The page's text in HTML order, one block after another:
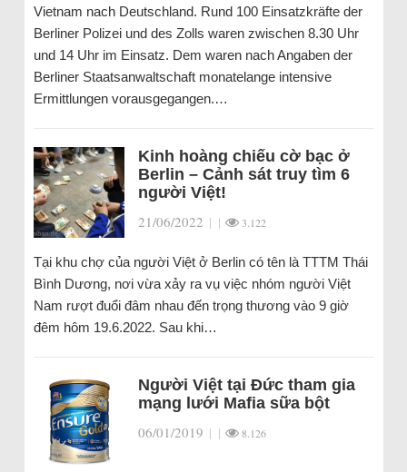
Vietnam nach Deutschland. Rund 100 Einsatzkräfte der
Berliner Polizei und des Zolls waren zwischen 8.30 Uhr
und 14 Uhr im Einsatz. Dem waren nach Angaben der
Berliner Staatsanwaltschaft monatelange intensive
Ermittlungen vorausgegangen.…
Kinh hoàng chiếu cờ bạc ở
Berlin – Cảnh sát truy tìm 6
người Việt!
21/06/2022 | | 3.122
Tại khu chợ của người Việt ở Berlin có tên là TTTM Thái
Bình Dương, nơi vừa xảy ra vụ việc nhóm người Việt
Nam rượt đuổi đâm nhau đến trọng thương vào 9 giờ
đêm hôm 19.6.2022. Sau khi…
Người Việt tại Đức tham gia
mạng lưới Mafia sữa bột
06/01/2019 | | 8.126